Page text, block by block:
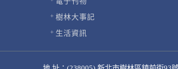
樹林大事記
生活資訊